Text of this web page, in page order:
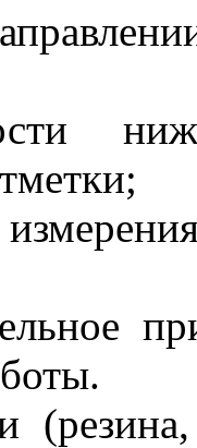
;
.
(резина